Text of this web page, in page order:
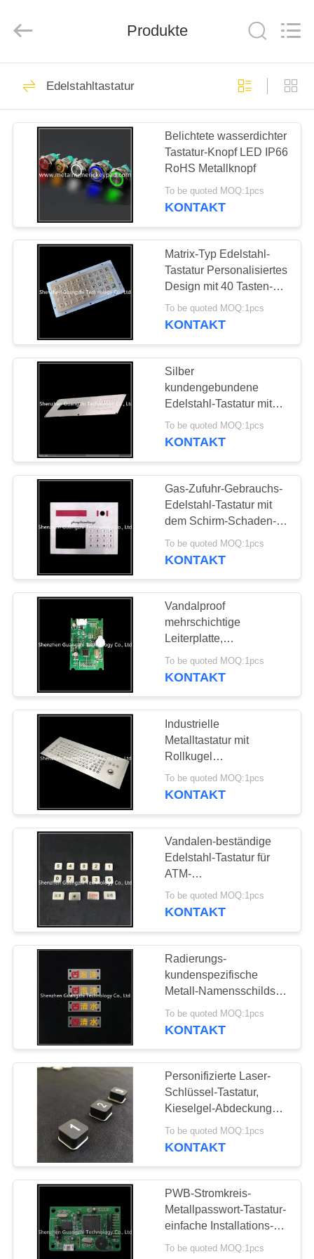
HAUS
PRODUKTE
ÜBER
UNS
FABRIK-
AUSFLUG
QUALITÄTSKONTROLLE
TRETEN
SIE
UNS
VERBINDUNG
FORDERN
ZITAT
SITEMAP
PRIVACY
Rights
Reserved.
Metall
Zehnertastatur
Industrielle
numerische Tastatur
34
Von hinten
beleuchtete
numerische Tastatur
Eingebettete
numerische Tastatur
15
Industrielle
Tastaturen mit
Trackball
Industrielle
Tastaturen mit
20
Trackball Zeigegerät
wasserdichte
Tastatur
Produkte
Edelstahltastatur
Belichtete wasserdichter
Tastatur-Knopf LED IP66
RoHS Metallknopf
To be quoted MOQ:1pcs
KONTAKT
Matrix-Typ Edelstahl-
Tastatur Personalisiertes
Design mit 40 Tasten-
Pinpad
To be quoted MOQ:1pcs
KONTAKT
Silber
kundengebundene
Edelstahl-Tastatur mit
geführtem Schirm für
Maschinerie-Ausrüstung
To be quoted MOQ:1pcs
KONTAKT
Gas-Zufuhr-Gebrauchs-
Edelstahl-Tastatur mit
dem Schirm-Schaden-
Beweis staubdicht
To be quoted MOQ:1pcs
KONTAKT
Vandalproof
mehrschichtige
Leiterplatte,
Steuerkreiskarte für
Metalltastatur
To be quoted MOQ:1pcs
KONTAKT
Industrielle
Metalltastatur mit
Rollkugel
kundengebundenem
Plan IP65 imprägniern
To be quoted MOQ:1pcs
KONTAKT
Vandalen-beständige
Edelstahl-Tastatur für
ATM-
Selbstbetriebsterminal
To be quoted MOQ:1pcs
KONTAKT
Radierungs-
kundenspezifische
Metall-Namensschilds,
Edelstahl-Aufkleber für
Machinary-Ausrüstung
To be quoted MOQ:1pcs
KONTAKT
Personifizierte Laser-
Schlüssel-Tastatur,
Kieselgel-Abdeckungs-
Schalter-Knopf-Tastatur
To be quoted MOQ:1pcs
KONTAKT
PWB-Stromkreis-
Metallpasswort-Tastatur-
einfache Installations-
lange Nutzungsdauer
To be quoted MOQ:1pcs